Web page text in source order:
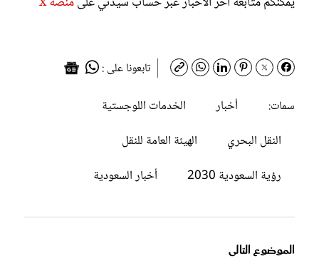
تابعونا على :
سمات:
أخبار
الخدمات اللوجستية
النقل البحري
الهيئة العامة للنقل
رؤية السعودية 2030
أخبار السعودية
الموضوع التالى